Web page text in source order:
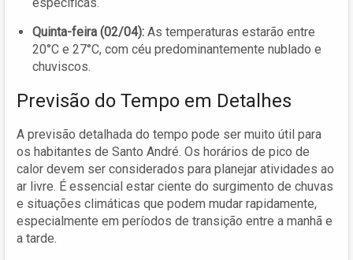
Quinta-feira (02/04): As temperaturas estarão entre
20°C e 27°C, com céu predominantemente nublado e
chuviscos.
Previsão do Tempo em Detalhes
A previsão detalhada do tempo pode ser muito útil para
os habitantes de Santo André. Os horários de pico de
calor devem ser considerados para planejar atividades ao
ar livre. É essencial estar ciente do surgimento de chuvas
e situações climáticas que podem mudar rapidamente,
especialmente em períodos de transição entre a manhã e
a tarde.